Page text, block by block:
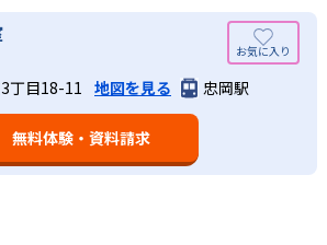
最適化された学習計画を設計
導では、生徒一人ひとりの学力／適性を
で学習の出発点を定め、生徒に最適化
計する。また、生徒それぞれに最適な
に、適切なアドバイスも実施。少しず
スモールステップの教材となっている
で学習する」姿勢や態度の育成も重視
と国語の基礎力を上げたい人向け
（数学）と国語を全ての教科の基礎に
の指導を重視している。算数（数学）
える力の育成を、国語では全ての学力
力」「書く力」の育成に力を入れてい
ている。そのため、算数（数学）と国
は、公式サイトでは公開されていな
丁目18-11 地図を見る 忠岡駅
無料体験・資料請求